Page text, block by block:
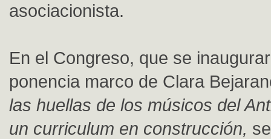
asociacionista.
En el Congreso, que se
ponencia marco de Clara
las huellas de los músicos del
un curriculum en construcción,